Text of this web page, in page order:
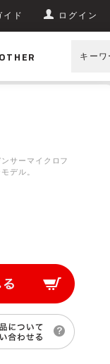
イド ログイン
OTHER キーワ
サーマイクロフ
デル。